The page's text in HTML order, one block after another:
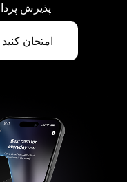
پذیرش
امتحان کنید